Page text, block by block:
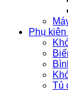
Phụ
Tủ